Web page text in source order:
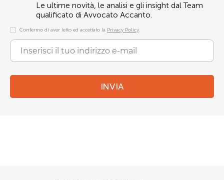
Le ultime novità, le analisi e gli insight dal Team
qualificato di Avvocato Accanto.
Confermo di aver letto ed accettato la Privacy Policy.
INVIA